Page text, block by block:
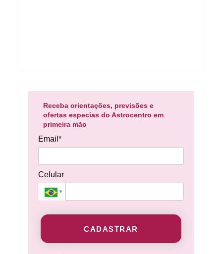
Receba orientações, previsões e
ofertas especias do Astrocentro em
primeira mão
Email*
Celular
CADASTRAR